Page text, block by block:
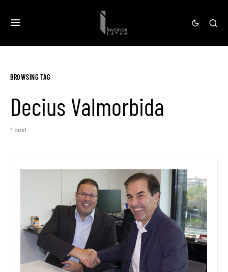
BROWSING TAG
Decius Valmorbida
1 post